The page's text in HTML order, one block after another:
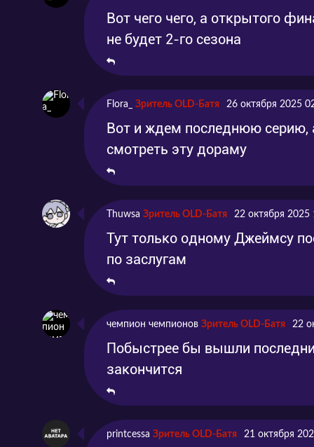
Вот чего чего, а открытого
не будет 2-го сезона
Flora_ Зритель OLD-Батя 26 октября 2025
Вот и ждем последнюю серию,
смотреть эту дораму
Thuwsa Зритель OLD-Батя 22 октября 2025
Тут только одному Джеймсу
по заслугам
чемпион чемпионов Зритель OLD-Батя 22
Побыстрее бы вышли
закончится
printcessa Зритель OLD-Батя 21 октября